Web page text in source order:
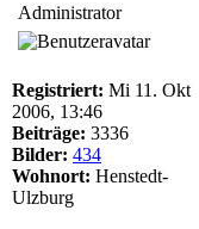
Administrator
Registriert: Mi 11. Okt
2006, 13:46
Beiträge: 3336
Bilder: 434
Wohnort: Henstedt-
Ulzburg